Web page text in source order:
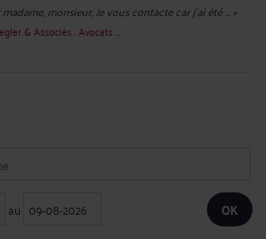
monsieur, Je vous contacte car j'ai été ... »
& Associés : Avocats ...
au